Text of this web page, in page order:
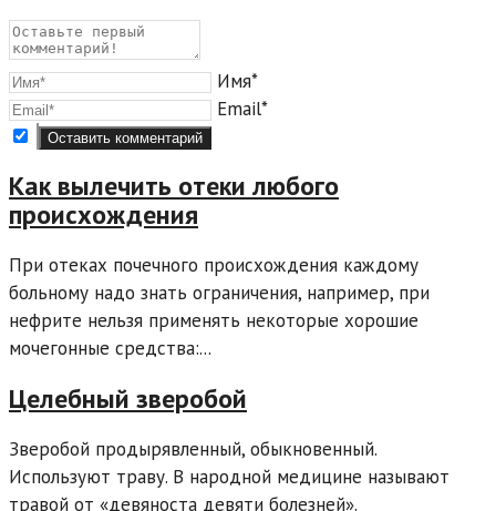
Имя*
Email*
Как вылечить отеки любого
происхождения
При отеках почечного происхождения каждому
больному надо знать ограничения, например, при
нефрите нельзя применять некоторые хорошие
мочегонные средства:...
Целебный зверобой
Зверобой продырявленный, обыкновенный.
Используют траву. В народной медицине называют
травой от «девяноста девяти болезней».